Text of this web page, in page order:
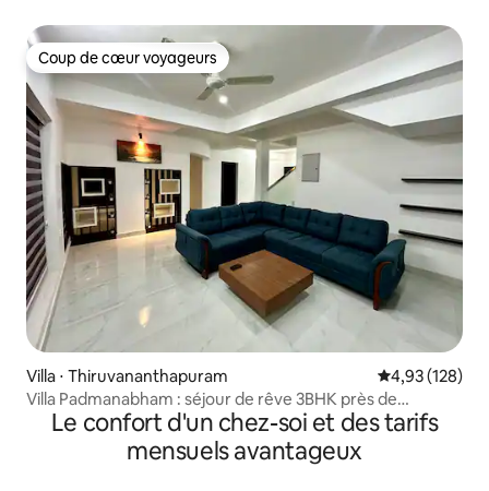
Coup de cœur voyageurs
Coup de cœur voyageurs
Villa ⋅ Thiruvananthapuram Évaluation
4,93 (128)
Villa Padmanabham : séjour de rêve 3BHK près de
l'aéroport
Le confort d'un chez-soi et des tarifs
mensuels avantageux